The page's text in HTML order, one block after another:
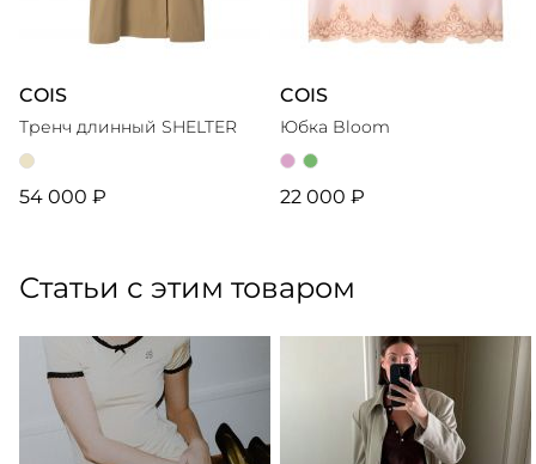
COIS
Тренч длинный SHELTER
54 000 ₽
COIS
Юбка Bloom
22 000 ₽
Статьи с этим товаром